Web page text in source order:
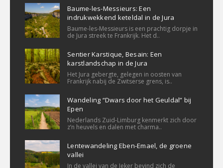
Baume-les-Messieurs: Een
indrukwekkend keteldal in de Jura
Baume-les-Messieurs is een prachtig dorpje in
de Jura streek te Frankrijk. Het d..
Sentier Karstique, Besain: Een
karstlandschap in de Jura
Het Jura gebergte, gelegen in oosten van
Frankrijk nabij de Zwitserse grens, is..
Wandeling “Dwars door het Geuldal” bij
Epen
Nederlands Zuid-Limburg kenmerkt zich door
z’n heuvels en dalen met charma..
Lentewandeling Eben-Emael, de groene
vallei
In de vallei van de Jeker bevind zich de